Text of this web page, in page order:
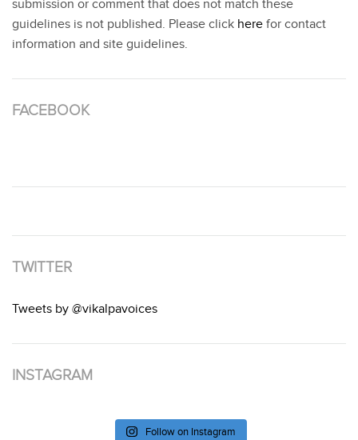
submission or comment that does not match these
guidelines is not published. Please click here for contact
information and site guidelines.
FACEBOOK
TWITTER
Tweets by @vikalpavoices
INSTAGRAM
Follow on Instagram